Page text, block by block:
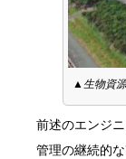
▲生物資
前述のエンジ
管理の継続的